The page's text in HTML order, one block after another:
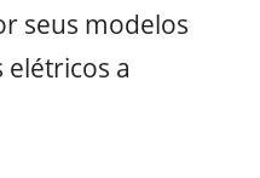
seus modelos
a